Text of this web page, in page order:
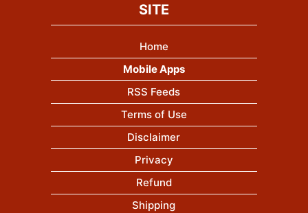
SITE
Home
Mobile Apps
RSS Feeds
Terms of Use
Disclaimer
Privacy
Refund
Shipping